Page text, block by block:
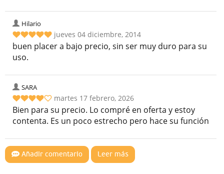
Hilario
jueves 04 diciembre, 2014
buen placer a bajo precio, sin ser muy duro para su
uso.
SARA
martes 17 febrero, 2026
Bien para su precio. Lo compré en oferta y estoy
contenta. Es un poco estrecho pero hace su función
Añadir comentario Leer más